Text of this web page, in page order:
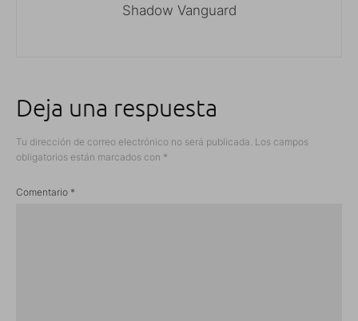
Shadow Vanguard
Deja una respuesta
Tu dirección de correo electrónico no será publicada. Los campos
obligatorios están marcados con *
Comentario *